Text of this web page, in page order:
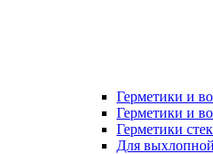
Герметики и
Герметики и
Герметики
Для